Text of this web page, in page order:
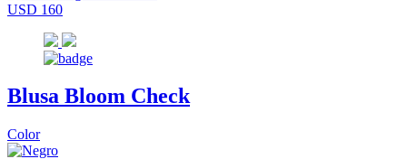
USD 160
Blusa Bloom Check
Color